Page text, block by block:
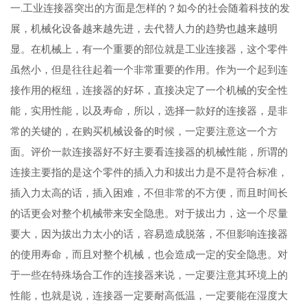
一.工业连接器突出的方面是怎样的？如今的社会随着科技的发
展，机械化设备越来越先进，去代替人力的趋势也越来越明
显。在机械上，有一个重要的部位就是工业连接器，这个零件
虽然小，但是往往起着一个非常重要的作用。作为一个起到连
接作用的枢纽，连接器的好坏，直接决定了一个机械的安全性
能，实用性能，以及寿命，所以，选择一款好的连接器，是非
常的关键的，在购买机械设备的时候，一定要注意这一个方
面。评价一款连接器好不好主要看连接器的机械性能，所谓的
连接主要指的是这个零件的插入力和拔出力是不是符合标准，
插入力太高的话，插入困难，不但非常的不方便，而且时间长
的话更会对整个机械带来安全隐患。对于拔出力，这一个尽量
要大，因为拔出力太小的话，容易造成脱落，不但影响连接器
的使用寿命，而且对整个机械，也会造成一定的安全隐患。对
于一些在特殊场合工作的连接器来说，一定要注意其环境上的
性能，也就是说，连接器一定要耐高低温，一定要能在湿度大